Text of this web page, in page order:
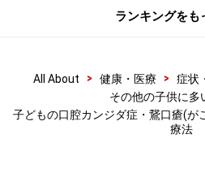
ランキングをも
All About > 健康・医療 > 症状
その他の子供に多
子どもの口腔カンジダ症・鵞口瘡(が
療法